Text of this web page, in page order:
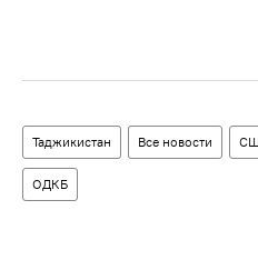
Таджикистан Все новости
ОДКБ